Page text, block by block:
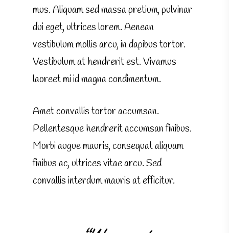
mus. Aliquam sed massa pretium, pulvinar
dui eget, ultrices lorem. Aenean
vestibulum mollis arcu, in dapibus tortor.
Vestibulum at hendrerit est. Vivamus
laoreet mi id magna condimentum.
Amet convallis tortor accumsan.
Pellentesque hendrerit accumsan finibus.
Morbi augue mauris, consequat aliquam
finibus ac, ultrices vitae arcu. Sed
convallis interdum mauris at efficitur.